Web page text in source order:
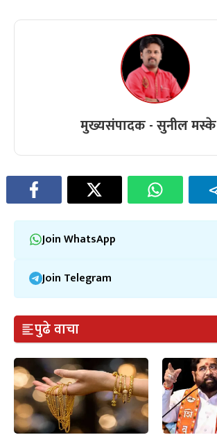
मुख्यसंपादक - सुनील मस्के
Join WhatsApp
Join Telegram
पुढे वाचा